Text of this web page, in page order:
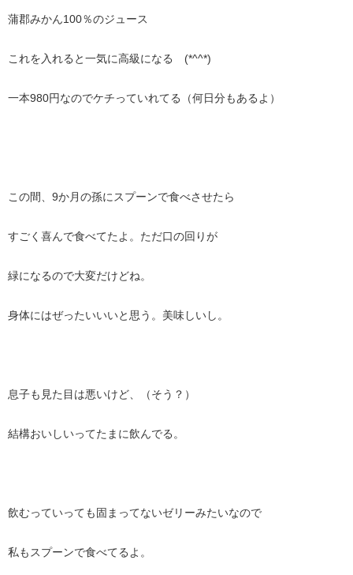
蒲郡みかん100％のジュース
これを入れると一気に高級になる (*^^*)
一本980円なのでケチっていれてる（何日分もあるよ）
この間、9か月の孫にスプーンで食べさせたら
すごく喜んで食べてたよ。ただ口の回りが
緑になるので大変だけどね。
身体にはぜったいいいと思う。美味しいし。
息子も見た目は悪いけど、（そう？）
結構おいしいってたまに飲んでる。
飲むっていっても固まってないゼリーみたいなので
私もスプーンで食べてるよ。